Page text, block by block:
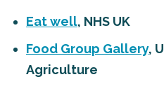
Eat well, NHS UK
Food Group Gallery,
Agriculture